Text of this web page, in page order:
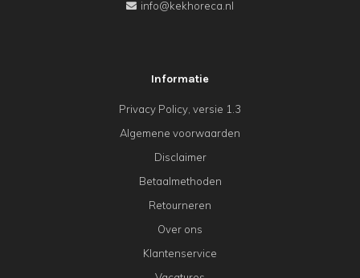
info@kekhoreca.nl
Informatie
Privacy Policy, versie 1.3
Algemene voorwaarden
Disclaimer
Betaalmethoden
Retourneren
Over ons
Klantenservice